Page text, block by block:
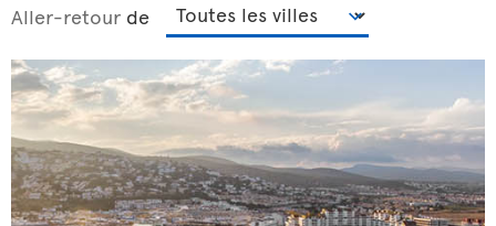
Aller-retour de